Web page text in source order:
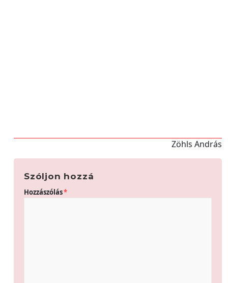
Zöhls András
Szóljon hozzá
Hozzászólás*